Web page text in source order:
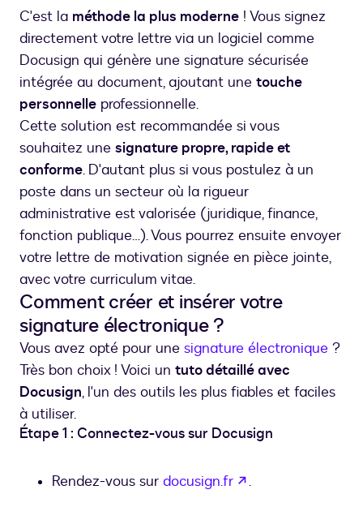
C'est la méthode la plus moderne ! Vous signez
directement votre lettre via un logiciel comme
Docusign qui génère une signature sécurisée
intégrée au document, ajoutant une touche
personnelle professionnelle.
Cette solution est recommandée si vous
souhaitez une signature propre, rapide et
conforme. D'autant plus si vous postulez à un
poste dans un secteur où la rigueur
administrative est valorisée (juridique, finance,
fonction publique…). Vous pourrez ensuite envoyer
votre lettre de motivation signée en pièce jointe,
avec votre curriculum vitae.
Comment créer et insérer votre
signature électronique ?
Vous avez opté pour une signature électronique ?
Très bon choix ! Voici un tuto détaillé avec
Docusign, l'un des outils les plus fiables et faciles
à utiliser.
Étape 1 : Connectez-vous sur Docusign
Rendez-vous sur docusign.fr s’ouvre dans un
.